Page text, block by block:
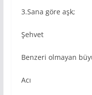
3.Sana göre aşk;
Şehvet
Benzeri olmayan
Acı